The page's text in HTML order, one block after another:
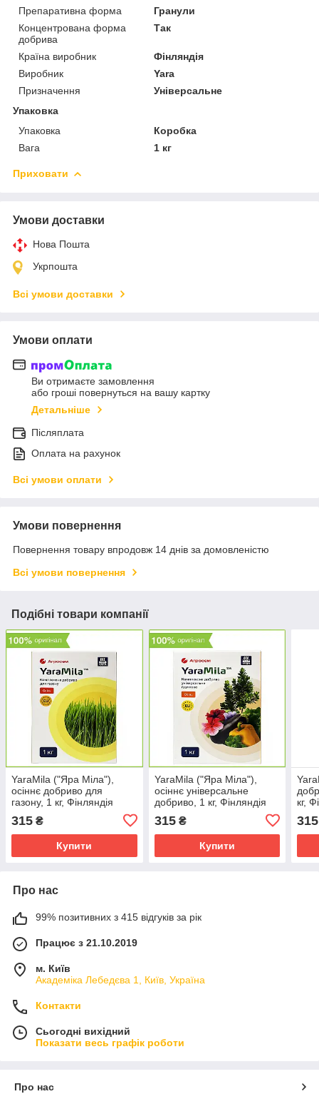
Препаративна форма
Гранули
Концентрована форма
добрива
Так
Країна виробник
Фінляндія
Виробник
Yara
Призначення
Універсальне
Упаковка
Упаковка
Коробка
Вага
1 кг
Приховати
Умови доставки
Нова Пошта
Укрпошта
Всі умови доставки
Умови оплати
Ви отримаєте замовлення
або гроші повернуться на вашу картку
Детальніше
Післяплата
Оплата на рахунок
Всі умови оплати
Умови повернення
Повернення товару впродовж 14 днів за домовленістю
Всі умови повернення
Подібні товари компанії
YaraMila ("Яра Міла"),
осіннє добриво для
газону, 1 кг, Фінляндія
315 ₴
Купити
YaraMila ("Яра Міла"),
осіннє універсальне
добриво, 1 кг, Фінляндія
315₴
Купити
кг,
315
Про нас
99% позитивних з 415 відгуків за рік
Працює з 21.10.2019
м. Київ
Академіка Лебедєва 1, Київ, Україна
Контакти
Сьогодні вихідний
Показати весь графік роботи
Про нас